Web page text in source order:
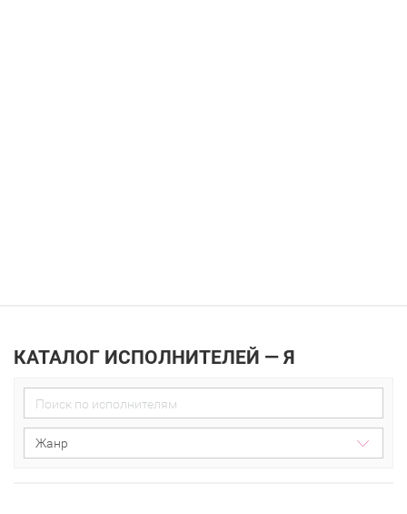
КАТАЛОГ ИСПОЛНИТЕЛЕЙ — Я